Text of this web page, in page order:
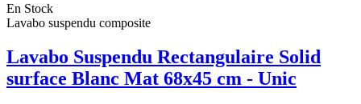
En Stock
Lavabo suspendu composite
Lavabo Suspendu Rectangulaire Solid
surface Blanc Mat 68x45 cm - Unic